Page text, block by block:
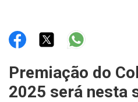
RNA
NOTÍCIAS
SERVIÇOS
INTEGRIDADE
Premiação do
2025 será nesta